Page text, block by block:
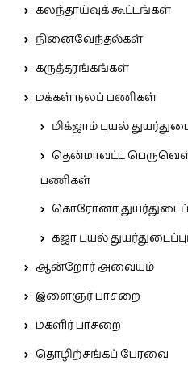
கலந்தாய்வுக் கூட்டங்கள்
நினைவேந்தல்கள்
கருத்தரங்கங்கள்
மக்கள் நலப் பணிகள்
மிக்ஜாம் புயல்
தென்மாவட்ட
பணிகள்
கொரோனா
கஜா புயல்
ஆன்றோர் அவையம்
இளைஞர் பாசறை
மகளிர் பாசறை
தொழிற்சங்கப் பேரவை